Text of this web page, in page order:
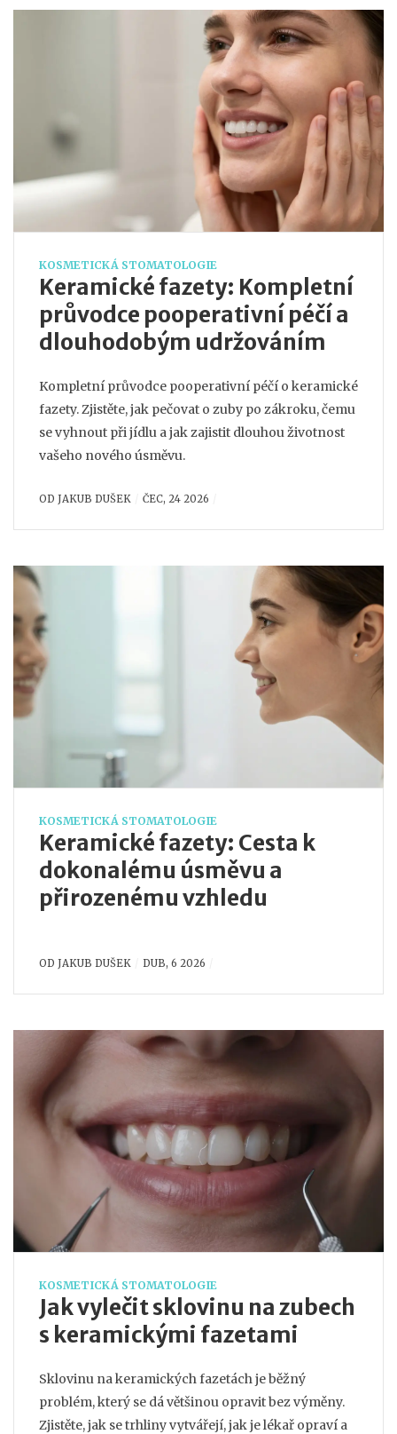
KOSMETICKÁ STOMATOLOGIE
Keramické fazety: Kompletní
průvodce pooperativní péčí a
dlouhodobým udržováním
Kompletní průvodce pooperativní péčí o keramické
fazety. Zjistěte, jak pečovat o zuby po zákroku, čemu
se vyhnout při jídlu a jak zajistit dlouhou životnost
vašeho nového úsměvu.
OD JAKUB DUŠEK ČEC, 24 2026
KOSMETICKÁ STOMATOLOGIE
Keramické fazety: Cesta k
dokonalému úsměvu a
přirozenému vzhledu
OD JAKUB DUŠEK DUB, 6 2026
KOSMETICKÁ STOMATOLOGIE
Jak vylečit sklovinu na zubech
s keramickými fazetami
Sklovinu na keramických fazetách je běžný
problém, který se dá většinou opravit bez výměny.
Zjistěte, jak se trhliny vytvářejí, jak je lékař opraví a